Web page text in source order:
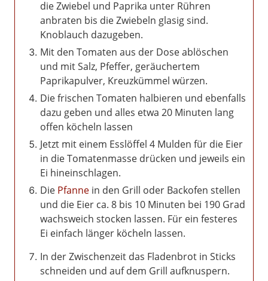
die Zwiebel und Paprika unter Rühren
anbraten bis die Zwiebeln glasig sind.
Knoblauch dazugeben.
Mit den Tomaten aus der Dose ablöschen
und mit Salz, Pfeffer, geräuchertem
Paprikapulver, Kreuzkümmel würzen.
Die frischen Tomaten halbieren und ebenfalls
dazu geben und alles etwa 20 Minuten lang
offen köcheln lassen
Jetzt mit einem Esslöffel 4 Mulden für die Eier
in die Tomatenmasse drücken und jeweils ein
Ei hineinschlagen.
Die Pfanne in den Grill oder Backofen stellen
und die Eier ca. 8 bis 10 Minuten bei 190 Grad
wachsweich stocken lassen. Für ein festeres
Ei einfach länger köcheln lassen.
In der Zwischenzeit das Fladenbrot in Sticks
schneiden und auf dem Grill aufknuspern.